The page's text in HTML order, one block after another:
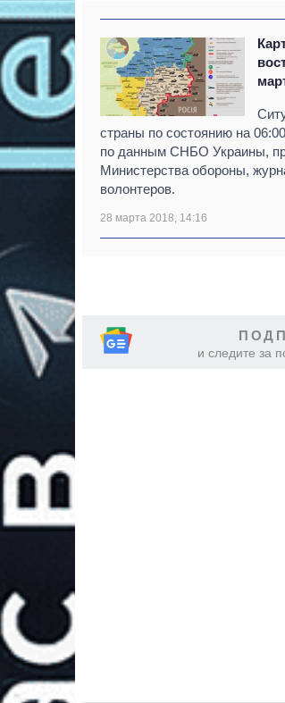
страны по состоянию на
по данным СНБО Украины,
Министерства обороны,
волонтеров.
28 марта 2018, 14:16
и следите за